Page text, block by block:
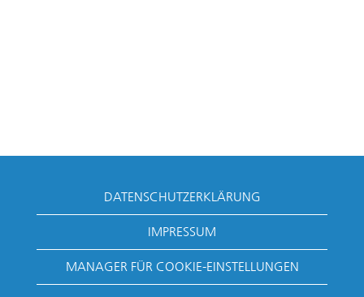
DATENSCHUTZERKLÄRUNG
IMPRESSUM
MANAGER FÜR COOKIE-EINSTELLUNGEN